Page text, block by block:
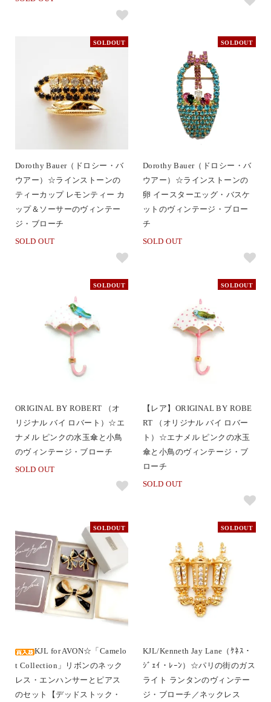
SOLDOUT
Dorothy Bauer（ドロシー・バ
ウアー）☆ラインストーンの
ティーカップ レモンティー カ
ップ＆ソーサーのヴィンテー
ジ・ブローチ
SOLD OUT
SOLDOUT
Dorothy Bauer（ドロシー・バ
ウアー）☆ラインストーンの
卵 イースターエッグ・バスケ
ットのヴィンテージ・ブロー
チ
SOLD OUT
SOLDOUT
ORIGINAL BY ROBERT （オ
リジナル バイ ロバート）☆エ
ナメル ピンクの水玉傘と小鳥
のヴィンテージ・ブローチ
SOLD OUT
SOLDOUT
【レア】ORIGINAL BY ROBE
RT （オリジナル バイ ロバー
ト）☆エナメル ピンクの水玉
傘と小鳥のヴィンテージ・ブ
ローチ
SOLD OUT
SOLDOUT
KJL for AVON☆「Camelo
t Collection」リボンのネック
レス・エンハンサーとピアス
のセット【デッドストック・
SOLDOUT
KJL/Kenneth Jay Lane（ｹﾈｽ・
ｼﾞｪｲ・ﾚｰﾝ）☆パリの街のガス
ライト ランタンのヴィンテー
ジ・ブローチ／ネックレス